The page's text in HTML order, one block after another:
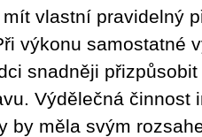
vlastní pravidelný
výkonu samostatné
snadněji
Výdělečná činnost
by měla svým